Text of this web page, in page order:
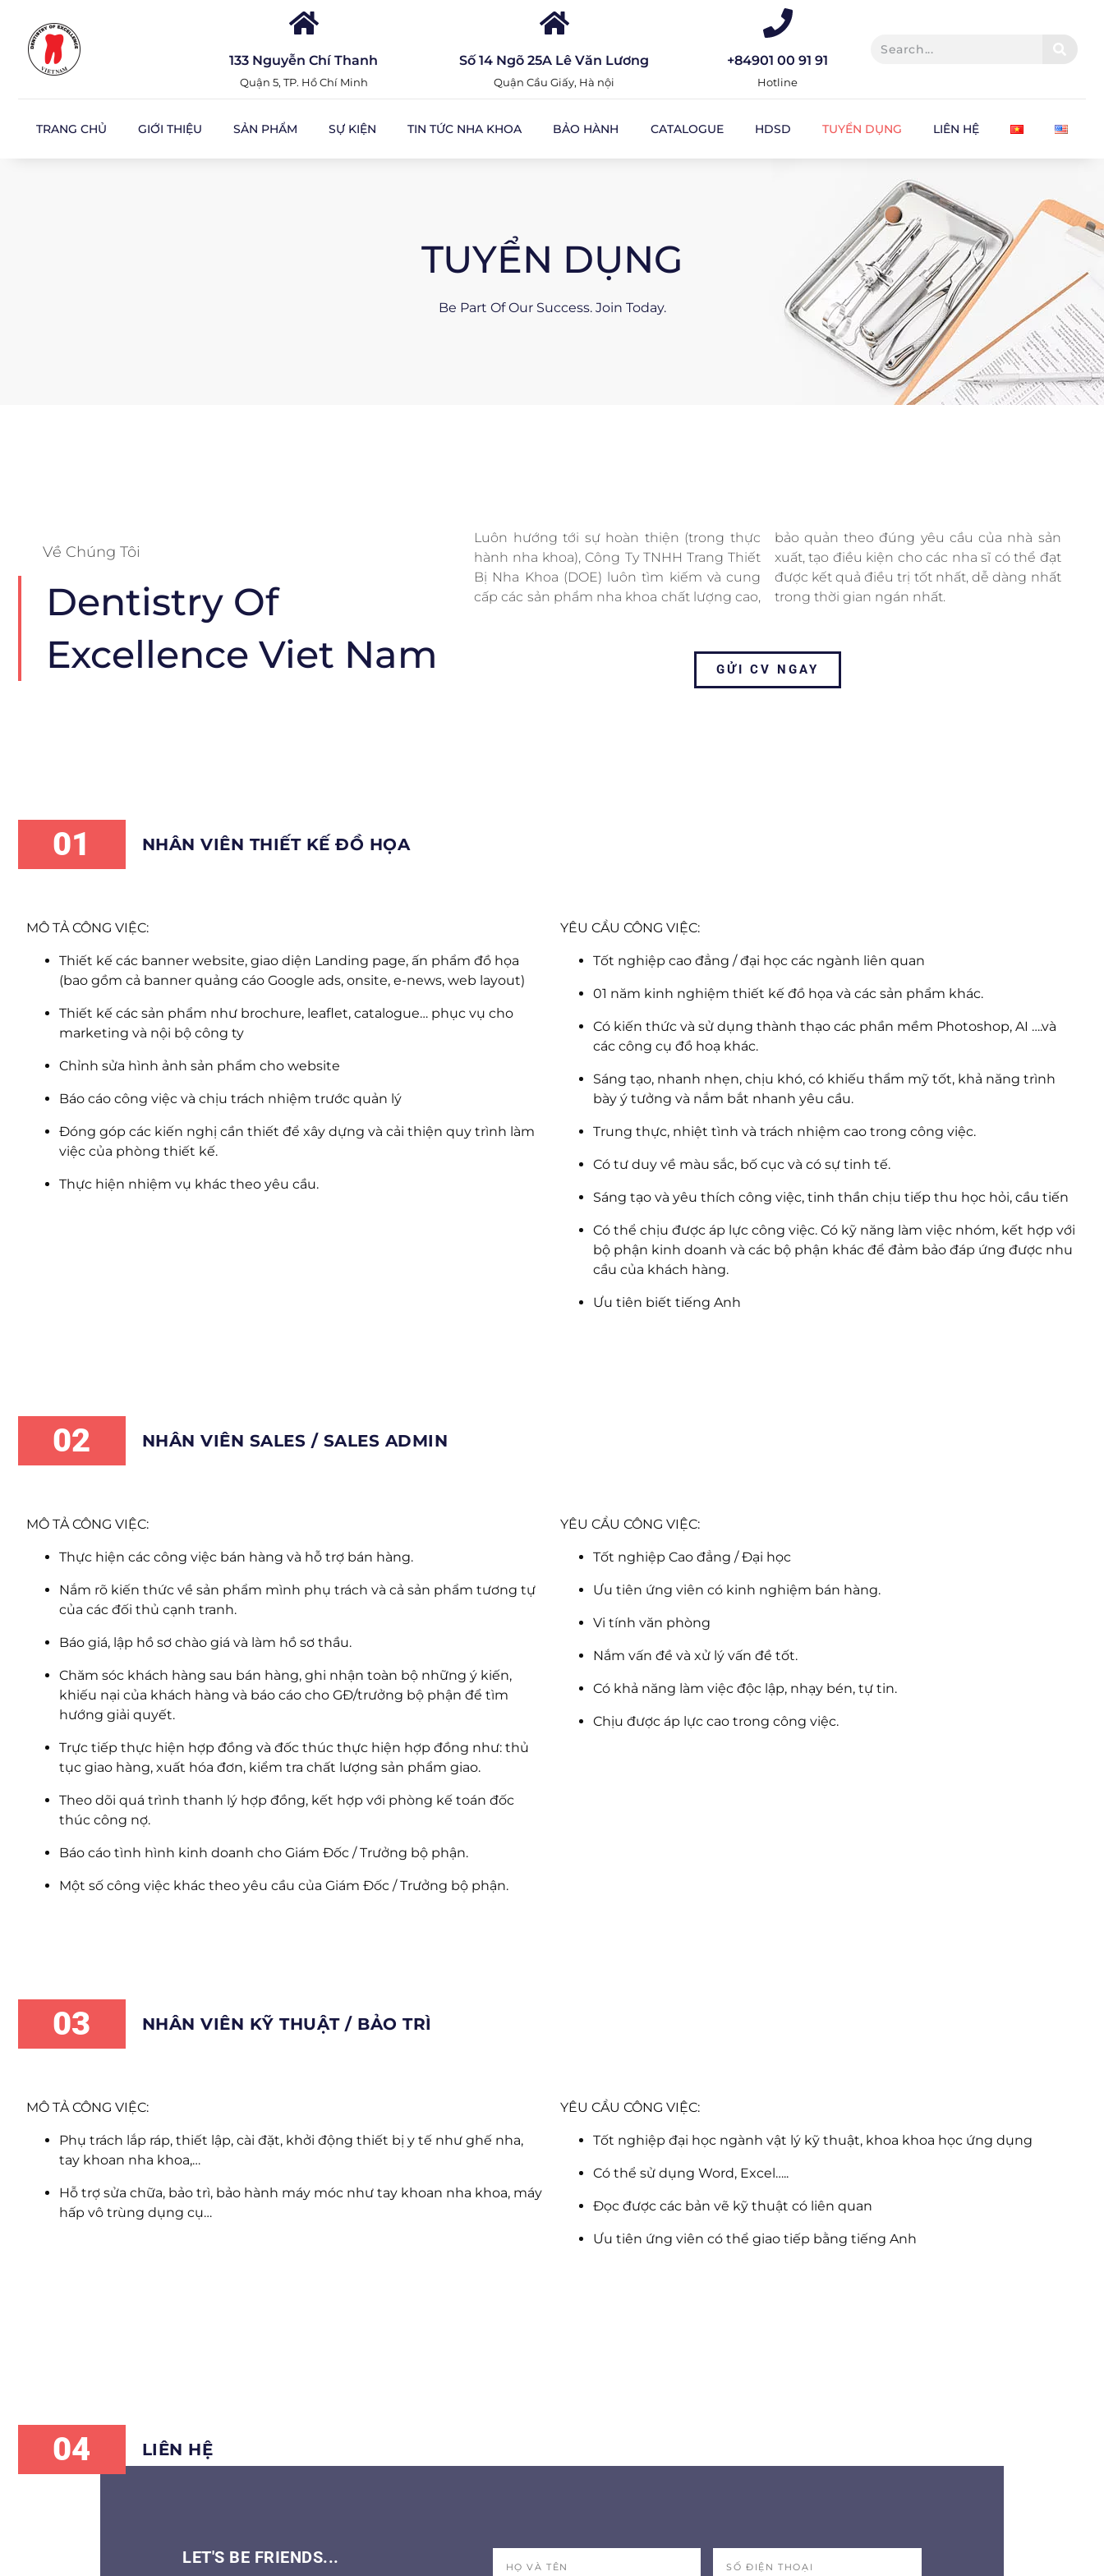
133 Nguyễn Chí Thanh
Quận 5, TP. Hồ Chí Minh
Số 14 Ngõ 25A Lê Văn Lương
Quận Cầu Giấy, Hà nội
+84901 00 91 91
Hotline
TRANG CHỦ GIỚI THIỆU SẢN PHẨM SỰ KIỆN TIN TỨC NHA KHOA BẢO HÀNH CATALOGUE HDSD TUYỂN DỤNG LIÊN HỆ
TUYỂN DỤNG
Be Part Of Our Success. Join Today.
Về Chúng Tôi
Dentistry Of
Excellence Viet Nam
Luôn hướng tới sự hoàn thiện (trong thực
hành nha khoa), Công Ty TNHH Trang Thiết
Bị Nha Khoa (DOE) luôn tìm kiếm và cung
cấp các sản phẩm nha khoa chất lượng cao,
bảo quản theo đúng yêu cầu của nhà sản
xuất, tạo điều kiện cho các nha sĩ có thể đạt
được kết quả điều trị tốt nhất, dễ dàng nhất
trong thời gian ngán nhất.
GỬI CV NGAY
01 NHÂN VIÊN THIẾT KẾ ĐỒ HỌA
MÔ TẢ CÔNG VIỆC:
Thiết kế các banner website, giao diện Landing page, ấn phẩm đồ họa
(bao gồm cả banner quảng cáo Google ads, onsite, e-news, web layout)
Thiết kế các sản phẩm như brochure, leaflet, catalogue… phục vụ cho
marketing và nội bộ công ty
Chỉnh sửa hình ảnh sản phẩm cho website
Báo cáo công việc và chịu trách nhiệm trước quản lý
Đóng góp các kiến nghị cần thiết để xây dựng và cải thiện quy trình làm
việc của phòng thiết kế.
Thực hiện nhiệm vụ khác theo yêu cầu.
YÊU CẦU CÔNG VIỆC:
Tốt nghiệp cao đẳng / đại học các ngành liên quan
01 năm kinh nghiệm thiết kế đồ họa và các sản phẩm khác.
Có kiến thức và sử dụng thành thạo các phần mềm Photoshop, AI ….và
các công cụ đồ hoạ khác.
Sáng tạo, nhanh nhẹn, chịu khó, có khiếu thẩm mỹ tốt, khả năng trình
bày ý tưởng và nắm bắt nhanh yêu cầu.
Trung thực, nhiệt tình và trách nhiệm cao trong công việc.
Có tư duy về màu sắc, bố cục và có sự tinh tế.
Sáng tạo và yêu thích công việc, tinh thần chịu tiếp thu học hỏi, cầu tiến
Có thể chịu được áp lực công việc. Có kỹ năng làm việc nhóm, kết hợp với
bộ phận kinh doanh và các bộ phận khác để đảm bảo đáp ứng được nhu
cầu của khách hàng.
Ưu tiên biết tiếng Anh
02 NHÂN VIÊN SALES / SALES ADMIN
MÔ TẢ CÔNG VIỆC:
Thực hiện các công việc bán hàng và hỗ trợ bán hàng.
Nắm rõ kiến thức về sản phẩm mình phụ trách và cả sản phẩm tương tự
của các đối thủ cạnh tranh.
Báo giá, lập hồ sơ chào giá và làm hồ sơ thầu.
Chăm sóc khách hàng sau bán hàng, ghi nhận toàn bộ những ý kiến,
khiếu nại của khách hàng và báo cáo cho GĐ/trưởng bộ phận để tìm
hướng giải quyết.
Trực tiếp thực hiện hợp đồng và đốc thúc thực hiện hợp đồng như: thủ
tục giao hàng, xuất hóa đơn, kiểm tra chất lượng sản phẩm giao.
Theo dõi quá trình thanh lý hợp đồng, kết hợp với phòng kế toán đốc
thúc công nợ.
Báo cáo tình hình kinh doanh cho Giám Đốc / Trưởng bộ phận.
Một số công việc khác theo yêu cầu của Giám Đốc / Trưởng bộ phận.
YÊU CẦU CÔNG VIỆC:
Tốt nghiệp Cao đẳng / Đại học
Ưu tiên ứng viên có kinh nghiệm bán hàng.
Vi tính văn phòng
Nắm vấn đề và xử lý vấn đề tốt.
Có khả năng làm việc độc lập, nhạy bén, tự tin.
Chịu được áp lực cao trong công việc.
03 NHÂN VIÊN KỸ THUẬT / BẢO TRÌ
MÔ TẢ CÔNG VIỆC:
Phụ trách lắp ráp, thiết lập, cài đặt, khởi động thiết bị y tế như ghế nha,
tay khoan nha khoa,…
Hỗ trợ sửa chữa, bảo trì, bảo hành máy móc như tay khoan nha khoa, máy
hấp vô trùng dụng cụ…
YÊU CẦU CÔNG VIỆC:
Tốt nghiệp đại học ngành vật lý kỹ thuật, khoa khoa học ứng dụng
Có thể sử dụng Word, Excel…..
Đọc được các bản vẽ kỹ thuật có liên quan
Ưu tiên ứng viên có thể giao tiếp bằng tiếng Anh
04 LIÊN HỆ
LET'S BE FRIENDS...